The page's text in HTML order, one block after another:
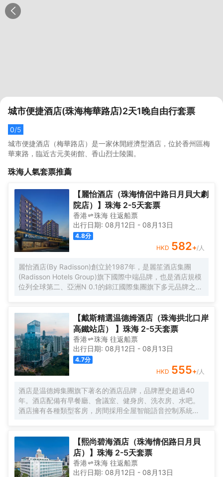
城市便捷酒店(珠海梅華路店)2天1晚自由行套票
0/5
城市便捷酒店（梅華路店）是一家休閒經濟型酒店，位於香州區梅
華東路，臨近古元美術館、香山烈士陵園。
珠海人氣套票推薦
【麗怡酒店（珠海情侶中路日月貝大劇
院店）】珠海 2-5天套票
香港 珠海 往返船票
出行日期: 08月12日 - 08月13日
4.8分
HKD 582+/人
麗怡酒店(By Radisson)創立於1987年，是麗笙酒店集團
(Radisson Hotels Group)旗下國際中端品牌，也是酒店規模
位列全球第二、亞洲N 0.1的錦江國際集團旗下多元品牌之
店地處珠海市繁華地帶，毗鄰情侶路，日月貝，珠海市政府
等商圈，距離珠海站，明珠站打車約20分鐘，周邊永旺超
市，揚名廣場，購物中心，美食購物，一應俱全， 麗怡酒店
提供乾淨的住宿環境和舒適温馨多種房型，滿足您的不同需
求，大堂設置了歡迎角、休閒區，店內WIFI公共區域全覆蓋
且配套設施齊全，設有餐廳、洗衣房及健身房(24小時服務)
等，是您商務、旅遊、會展、休閒的理想選擇WELCOME
HOME心怡之所。 麗怡酒店的標誌造型是一朵玫瑰花，玫瑰
花語源自古希臘神話，象徵真摯的情誼，無論何時何地，在
麗怡酒店，您都可以一如既往地體驗到真誠、貼心的服務，
精心優選品質體驗讓您感到賓至如歸，我們致力讓每一位賓
【戴斯精選温德姆酒店（珠海拱北口岸
高鐵站店） 】珠海 2-5天套票
香港 珠海 往返船票
出行日期: 08月12日 - 08月13日
4.7分
HKD 555+/人
酒店是温德姆集團旗下著名的酒店品牌，品牌歷史超過40
年。酒店配備有早餐廳、會議室、健身房、洗衣房、水吧。
酒店擁有各種類型客房，房間採用全屋智能語音控制系統、
果您有時間放鬆休息，可以去長隆海洋王國遊玩，情侶路海
邊漫步，緊鄰夏灣夜市，無論您是商務出差還是遊玩，都是
您不二之選，戴斯精選温德姆酒店歡迎您的到來！
【熙尚碧海酒店（珠海情侶路日月貝
店）】珠海 2-5天套票
香港 珠海 往返船票
出行日期: 08月12日 - 08月13日